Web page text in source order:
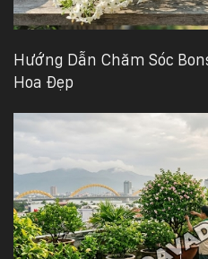
Hướng Dẫn Chăm Sóc
Hoa Đẹp